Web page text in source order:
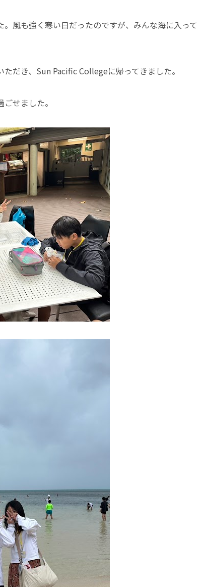
風も強く寒い日だったのですが、みんな海に入って
だき、Sun Pacific Collegeに帰ってきました。
せました。